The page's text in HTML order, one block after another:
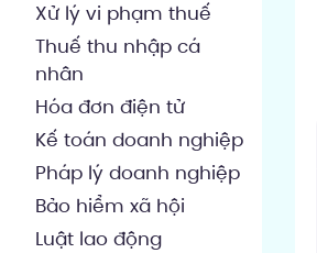
Xử lý vi phạm thuế
Thuế thu nhập cá
nhân
Hóa đơn điện tử
Kế toán doanh nghiệp
Pháp lý doanh nghiệp
Bảo hiểm xã hội
Luật lao động